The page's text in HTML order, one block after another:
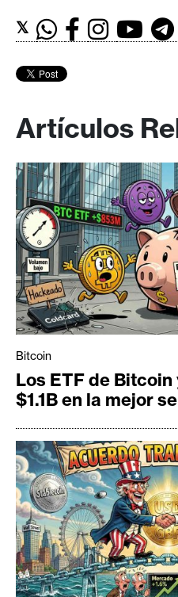
𝕏
Artículos
Bitcoin
Los ETF de
$1.1B en la mejor